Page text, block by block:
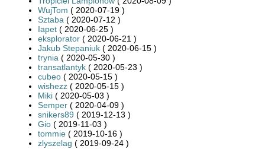
WujTom ( 2020-07-19 )
Sztaba ( 2020-07-12 )
Iapet ( 2020-06-25 )
eksplorator ( 2020-06-21 )
Jakub Stepaniuk ( 2020-06-15 )
trynia ( 2020-05-30 )
transatlantyk ( 2020-05-23 )
cubeo ( 2020-05-15 )
wishezz ( 2020-05-15 )
Miki ( 2020-05-03 )
Semper ( 2020-04-09 )
snikers89 ( 2019-12-13 )
Gio ( 2019-11-03 )
tommie ( 2019-10-16 )
zlyszelag ( 2019-09-24 )